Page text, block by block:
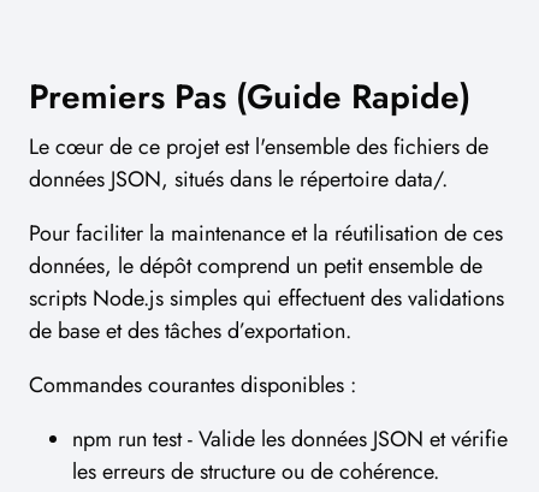
Premiers Pas (Guide Rapide)
Le cœur de ce projet est l'ensemble des fichiers de
données JSON, situés dans le répertoire data/.
Pour faciliter la maintenance et la réutilisation de ces
données, le dépôt comprend un petit ensemble de
scripts Node.js simples qui effectuent des validations
de base et des tâches d’exportation.
Commandes courantes disponibles :
npm run test - Valide les données JSON et vérifie
les erreurs de structure ou de cohérence.